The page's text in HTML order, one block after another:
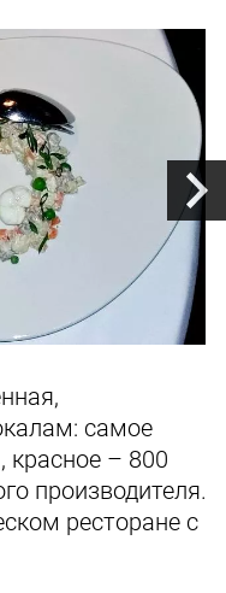
самое
красное – 800
производителя.
ресторане с